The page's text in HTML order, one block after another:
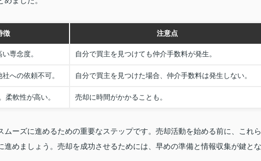
徴 注意点
専念度。 自分で買主を見つけても仲介手数料が発生。
への依頼不可。 自分で買主を見つけた場合、仲介手数料は発生しない。
柔軟性が高い。 売却に時間がかかることも。
ムーズに進めるための重要なステップです。売却活動を始める前に、これら
めましょう。売却を成功させるためには、早めの準備と情報収集が鍵とな